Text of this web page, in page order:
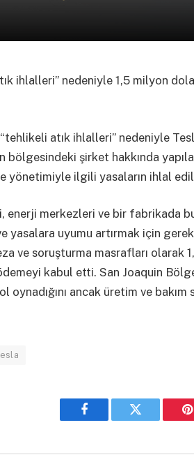
ihlalleri” nedeniyle 1,5 milyon
atık ihlalleri” nedeniyle
bölgesindeki şirket hakkında
ve yönetimiyle ilgili yasaların ihlal
enerji merkezleri ve bir fabrikada
yasalara uyumu artırmak için
ve soruşturma masrafları olarak
kabul etti. San Joaquin
ancak üretim ve bakım
Facebook Twitter